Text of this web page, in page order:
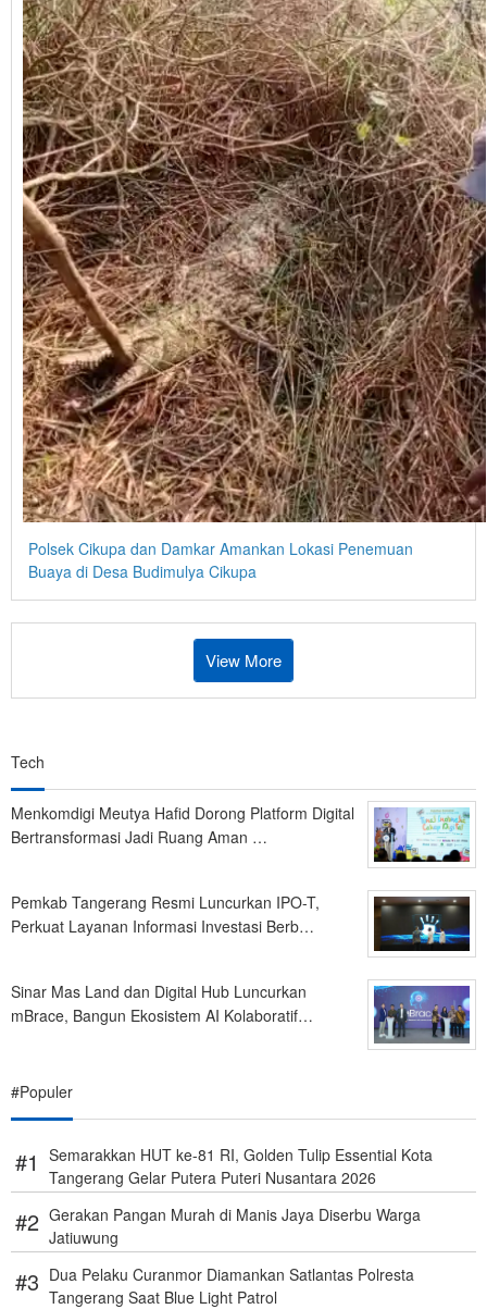
Polsek Cikupa dan Damkar Amankan Lokasi Penemuan
Buaya di Desa Budimulya Cikupa
View More
Tech
Menkomdigi Meutya Hafid Dorong Platform Digital
Bertransformasi Jadi Ruang Aman …
Pemkab Tangerang Resmi Luncurkan IPO-T,
Perkuat Layanan Informasi Investasi Berb…
Sinar Mas Land dan Digital Hub Luncurkan
mBrace, Bangun Ekosistem AI Kolaboratif…
#Populer
Semarakkan HUT ke-81 RI, Golden Tulip Essential Kota
Tangerang Gelar Putera Puteri Nusantara 2026
Gerakan Pangan Murah di Manis Jaya Diserbu Warga
Jatiuwung
Dua Pelaku Curanmor Diamankan Satlantas Polresta
Tangerang Saat Blue Light Patrol